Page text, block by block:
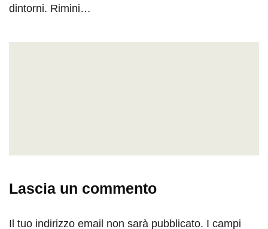
dintorni. Rimini…
Lascia un commento
Il tuo indirizzo email non sarà pubblicato. I campi